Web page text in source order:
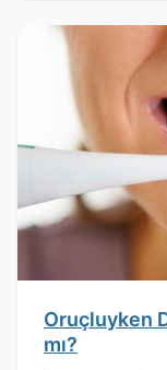
Oruçluyken
mı?